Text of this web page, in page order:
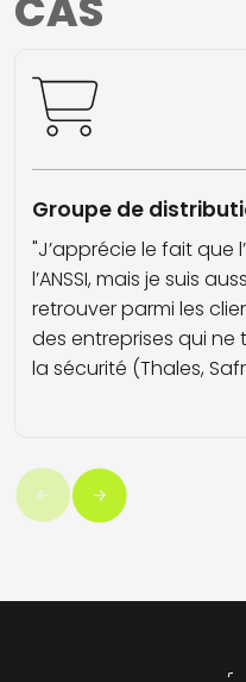
CAS
Groupe de
"J’apprécie le fait que
l’ANSSI, mais je suis
retrouver parmi les
des entreprises qui
la sécurité (Thales,